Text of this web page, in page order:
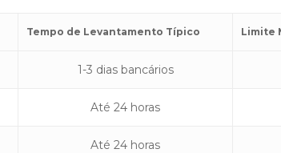
Tempo de Levantamento Típico Limite
1-3 dias bancários
Até 24 horas
Até 24 horas